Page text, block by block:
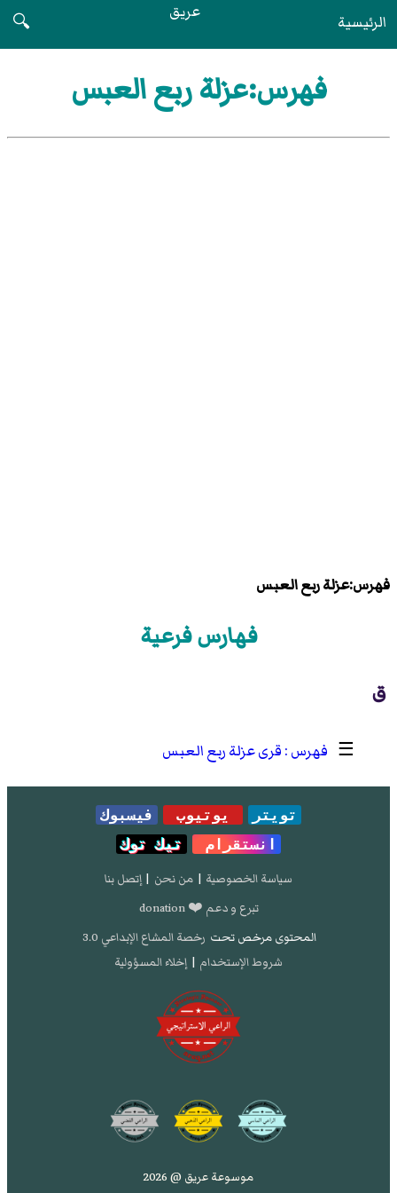
الرئيسية عريق
🔍
فهرس:عزلة ربع العبس
فهرس:عزلة ربع العبس
فهارس فرعية
ق
☰ قرى عزلة ربع العبس
تويتر يوتيوب
فيسبوك
انستقرام
تيك توك
سياسة الخصوصية | من نحن | إتصل بنا
تبرع و دعم ❤️ donation
المحتوى مرخص تحت رخصة المشاع الإبداعي 3.0
شروط الإستخدام | إخلاء المسؤولية
موسوعة عريق @ 2026